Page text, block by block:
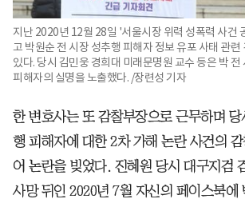
지난 2020년 12월 28일 '서울시장 위력 성폭력 사건
고 박원순 전 시장 성추행 피해자 정보 유포 사태 관
있다. 당시 김민웅 경희대 미래문명원 교수 등은 박 전
피해자의 실명을 노출했다. /장련성 기자
한 변호사는 또 감찰부장으로 근무하며
행 피해자에 대한 2차 가해 논란 사건의
어 논란을 빚었다. 진혜원 당시 대구지검
사망 뒤인 2020년 7월 자신의 페이스북에